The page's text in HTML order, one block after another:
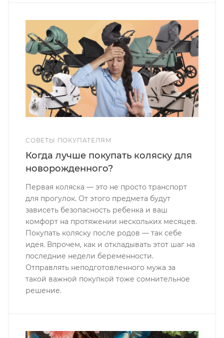
СОВЕТЫ ПОКУПАТЕЛЯМ
Когда лучше покупать коляску для
новорожденного?
Первая коляска — это не просто транспорт
для прогулок. От этого предмета будут
зависеть безопасность ребенка и ваш
комфорт на протяжении нескольких месяцев.
Покупать коляску после родов — так себе
идея. Впрочем, как и откладывать этот шаг на
последние недели беременности.
Отправлять неподготовленного мужа за
такой важной покупкой тоже сомнительное
решение.